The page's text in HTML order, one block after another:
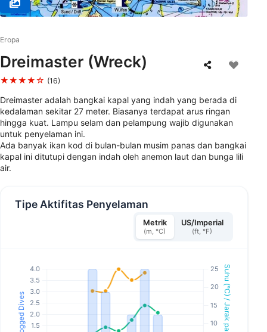
Eropa
Dreimaster (Wreck)
★★★★☆ (16)
Dreimaster adalah bangkai kapal yang indah yang berada di
kedalaman sekitar 27 meter. Biasanya terdapat arus ringan
hingga kuat. Lampu selam dan pelampung wajib digunakan
untuk penyelaman ini.
Ada banyak ikan kod di bulan-bulan musim panas dan bangkai
kapal ini ditutupi dengan indah oleh anemon laut dan bunga lili
air.
Tipe Aktifitas Penyelaman
Metrik
(m, °C)
US/Imperial
(ft, °F)